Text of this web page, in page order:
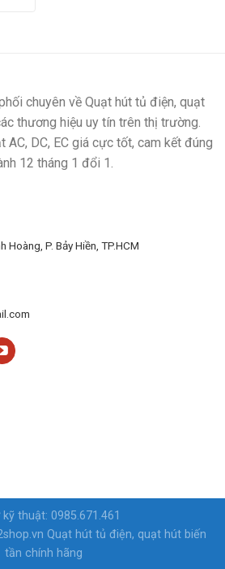
chuyên về Quạt hút tủ điện, quạt
thương hiệu uy tín trên thị trường.
AC, DC, EC giá cực tốt, cam kết đúng
12 tháng 1 đổi 1.
P. Bảy Hiền, TP.HCM
kỹ thuật: 0985.671.461
Quạt hút tủ điện, quạt hút biến
tần chính hãng